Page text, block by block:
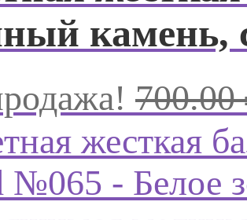
камень,
700.00